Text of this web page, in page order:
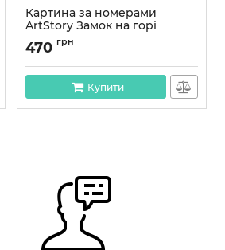
Картина за номерами
ArtStory Замок на горі
50*65см в коробці
Артикул:
470 грн
Купити